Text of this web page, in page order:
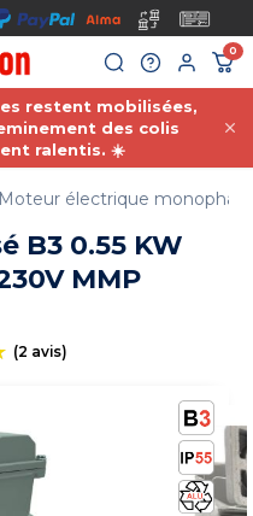
0
restent mobilisées,
des colis
ralentis. ☀️
Moteur électrique
B3 0.55 KW
MMP